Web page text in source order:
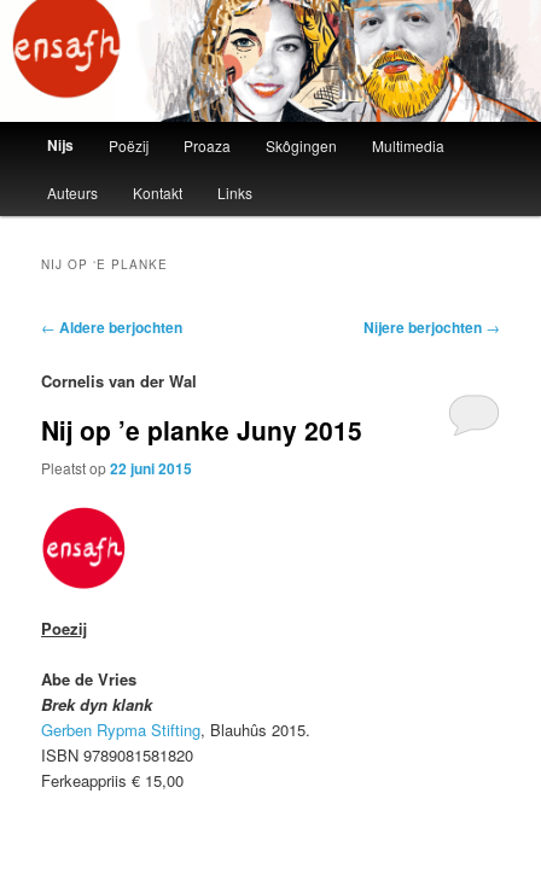
ensafh
Main menu
Skip to primary content
Skip to secondary content
Nijs Poëzij Proaza Skôgingen Multimedia
Auteurs Kontakt Links
NIJ OP ‘E PLANKE
Post navigation
← Aldere berjochten Nijere berjochten →
Cornelis van der Wal
Nij op ’e planke Juny 2015
Pleatst op22 juni 2015
Poezij
Abe de Vries
Brek dyn klank
Gerben Rypma Stifting, Blauhûs 2015.
ISBN 9789081581820
Ferkeappriis € 15,00